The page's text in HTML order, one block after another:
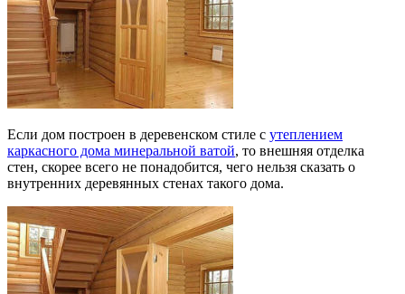
Если дом построен в деревенском стиле с утеплением
каркасного дома минеральной ватой, то внешняя отделка
стен, скорее всего не понадобится, чего нельзя сказать о
внутренних деревянных стенах такого дома.